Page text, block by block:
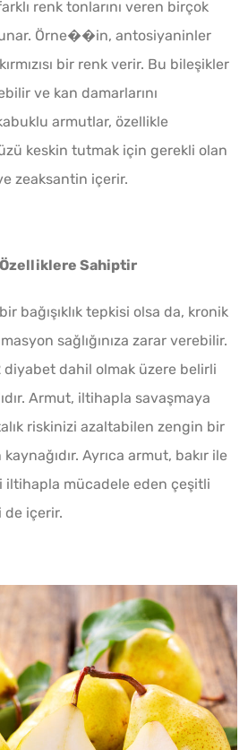
renk tonlarını veren birçok
Örne��in, antosiyaninler
bir renk verir. Bu bileşikler
ve kan damarlarını
armutlar, özellikle
keskin tutmak için gerekli olan
zeaksantin içerir.
Sahiptir
bağışıklık tepkisi olsa da, kronik
sağlığınıza zarar verebilir.
diyabet dahil olmak üzere belirli
Armut, iltihapla savaşmaya
riskinizi azaltabilen zengin bir
Ayrıca armut, bakır ile
iltihapla mücadele eden çeşitli
içerir.